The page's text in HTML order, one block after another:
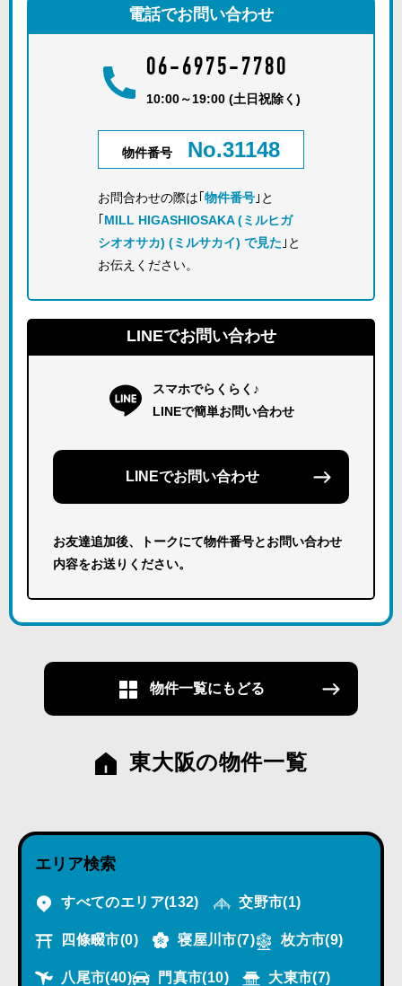
電話でお問い合わせ
06-6975-7780
10:00～19:00 (土日祝除く)
物件番号 No.31148
お問合わせの際は｢ 物件番号 ｣と
MILL HIGASHIOSAKA (ミルヒガ
シオオサカ) (ミルサカイ) で見た ｣と
お伝えください。
LINEでお問い合わせ
スマホでらくらく♪
LINEで簡単お問い合わせ
LINEでお問い合わせ
お友達追加後、トークにて物件番号とお問い合わせ
内容をお送りください。
物件一覧にもどる
東大阪の物件一覧
エリア検索
すべてのエリア(132) 交野市(1)
四條畷市(0) 寝屋川市(7) 枚方市(9)
八尾市(40) 門真市(10) 大東市(7)